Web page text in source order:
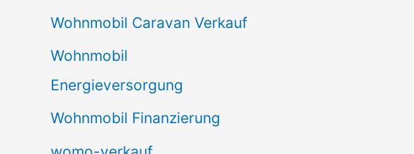
Wohnmobil Caravan Verkauf
Wohnmobil
Energieversorgung
Wohnmobil Finanzierung